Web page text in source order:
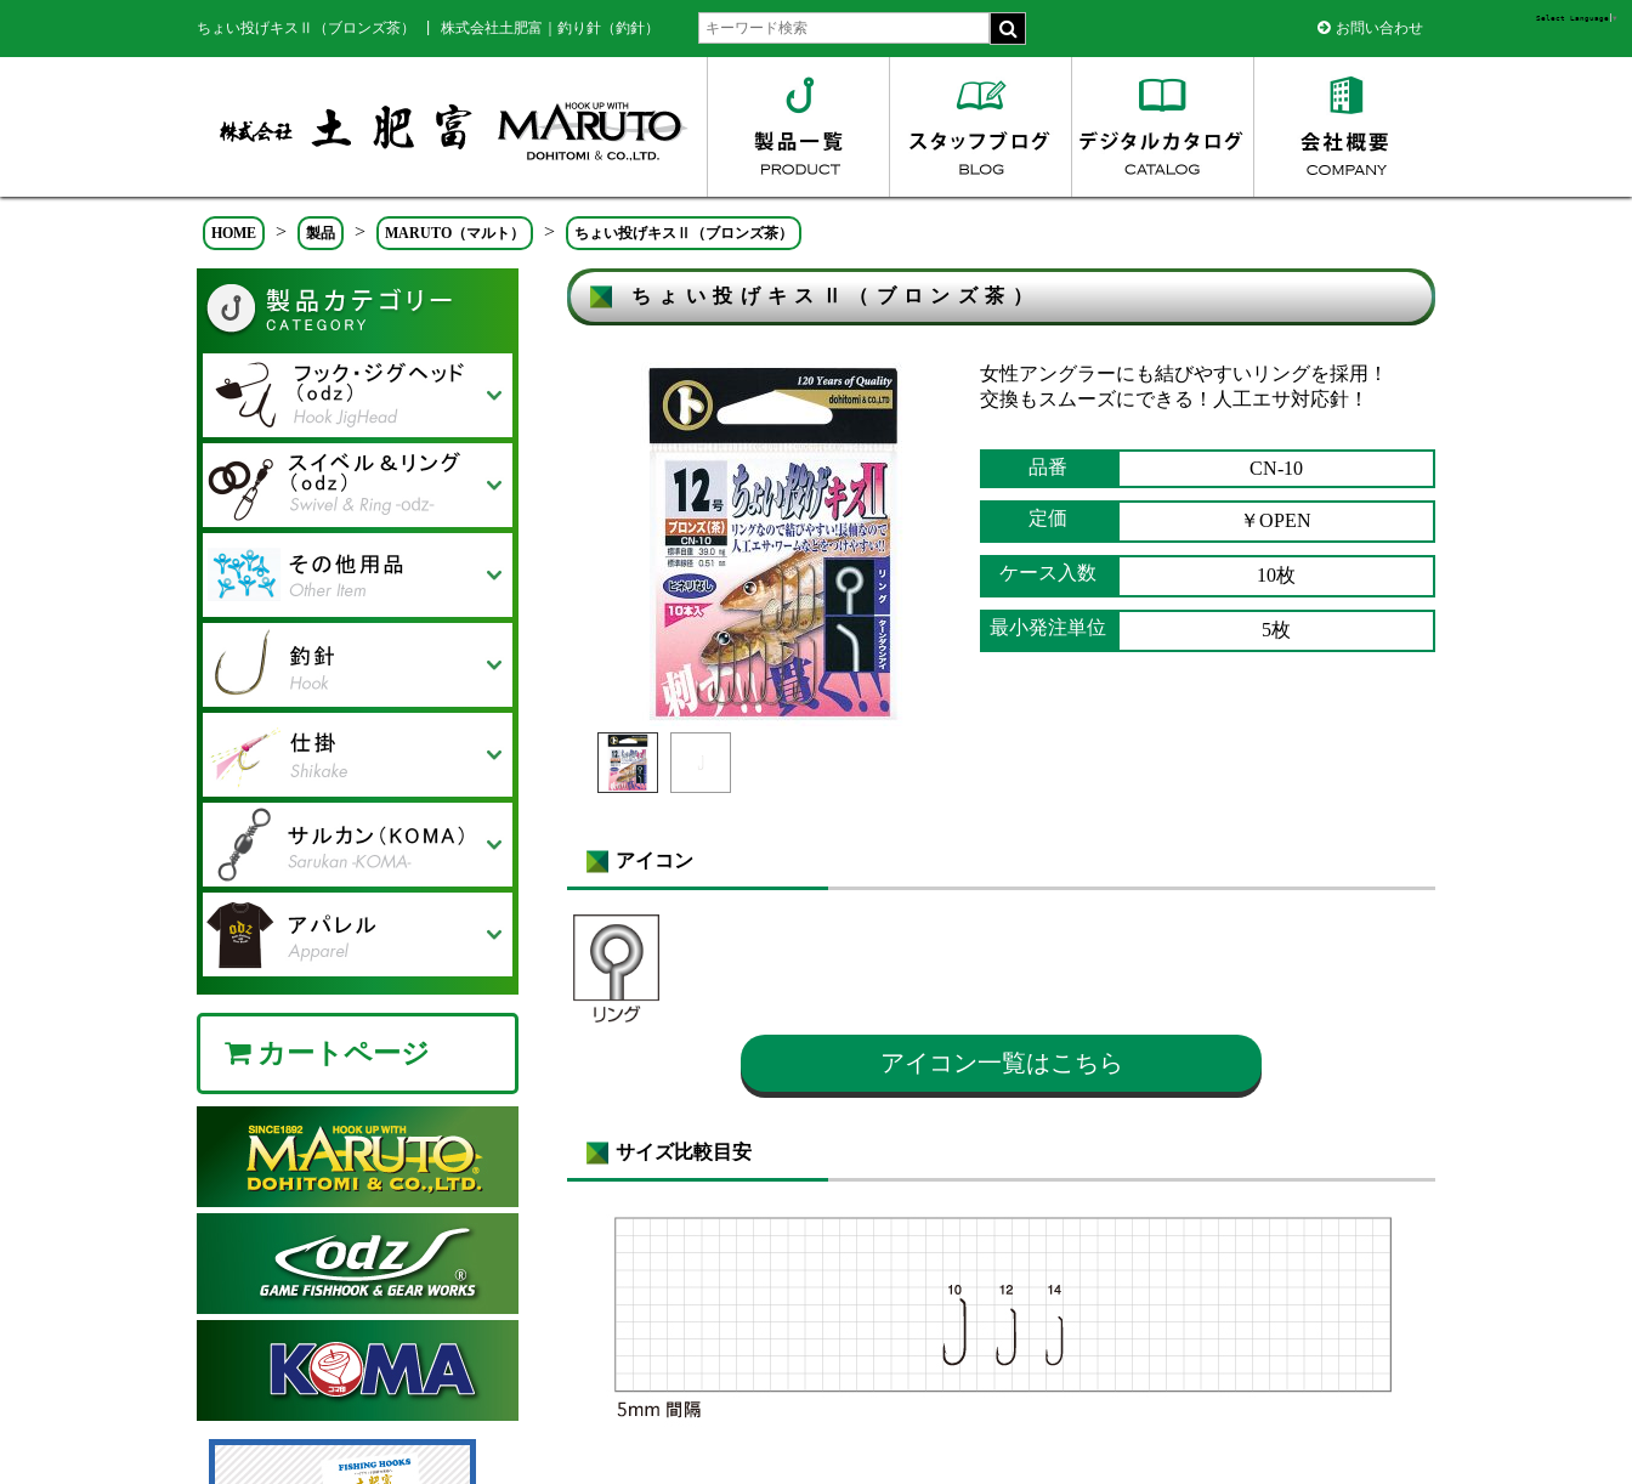
ちょい投げキスⅡ（ブロンズ茶） | 株式会社土肥富｜釣り針（釣針） お問い合わせ
Select Language ▼
HOME > 製品 > MARUTO（マルト） > ちょい投げキスⅡ（ブロンズ茶）
アジ リトリーブフック
トラウトマスター
アウトバーブ真鯛フッカー
太軸
アウトバーブ真鯛 フッカ
ー
テイルブレイズフック
ジギングフック J-1 バーブ
レス
レンジシュートヘッド
レンジシュートフック
Re:バーブフック
キラキラフック タテアイ
キラキラフック ヨコアイ
ロックエックスフック
ジギングフック J-1
OUTBARB
レンジクロスフックGIGA
レンジクロスヘッド
GIGA（ギガ）
RH フック
ジギングフック J-1Fine ツ
イン
トリニティ R-1
OUTBARB（アウトバー
ブ）
TJ魛 ワイヤーアシスト
サクラマスター
トリニティ R-1 TYPE-P
ジギングフックJ-1 Fine
TJ魛
ミッドスペシャル ショッ
ト フローリンコート
チヌシングル
チヌショット
アウトバーブ真鯛
テイルバイトツイン
サーベルドローン
ワインドクロー/ワインド
クロー ショート/ワインド
クロー ショートストロン
グ
スライスドエンドツイン
ジギングフック J-1ツイン
ジギングフック J-2 リア
トリニティSX
ラッシュヘッド
フロードライブヘッド
レンジクロスヘッド
レンジクロスフック
ジギングフック J-1
スライスドエンド
パワーフック
テールバイト
ハイブリッド・トリニティ
SW
トリニティ R-1
トリニティ S-1
ワインドシングル
ケイムラ鯛カブラ針
UP POINT
FIFTY50
ロックオフセット
カウンターフック
プラッキングシングル
ミッドスペシャル ショッ
ト
ミッドスペシャル プラス
レッドマジックフック
ミッドスペシャル ショッ
ト ガード付
ミッドスペシャル プラス
ガード付
シャンクチョット レッド
シャンクチョットプラス
シャンクチョットプラス
ガード付
ロクヨンショット（つや消
しブラック）
フリップショット（つや消
しブラック）
ウィードショット（カモフ
ラグリーン）
BBデュアルスピンスイベ
ル
クリオネスナップ
レンジシュート イージー
フロートワイヤー
ハイパープレスソリッドリ
ング
高速ボールベアリング 2溶
接リング ストロングスナ
ップ
形状記憶合金ワイヤーリー
ダーⅡ
形状記憶合金ワイヤーリー
ダー
ジギングリングウェルダン
ハイパープレスリングSW
ハード
ハイパープレスリング（つ
や消しブラック）
ハイパープレスリングSW
ペアリングSW
ストロングスナップ
8の字スナップ
トックリスナップ
マイティスナップ（ステン
レス）
高速ボールベアリング2溶
接リング クロスロックス
ナップ
高速ボールベアリング2溶
接リング ステンレスロッ
クスナップ
高速ボールベアリング
TWO溶接リング
引締めスナップ
DIAMOND9696
Wローリングエギングスナ
ップ
ボリュームパック ステン
レススプリットリング
徳用フックカバー
フックカバー P入り
ワームシンカー P入り
マルトチヌ 輝（かがや
き）
激針チヌ
新関東スレ HYBRID
ASC+SP
新関東スレ ASC
ホタ
ウルアDX
黒馬ブラックホース（ブロ
ンズ）
新風グレ（NSブラック）
アミノリグレ（NSブラッ
ク）
強靭！口太グレ（ブロンズ
茶）
新関東スレ（NSブラッ
ク）
新関東スレCSC（NS）
新関東スレCSC+SP（NS）
マルトチヌ（NSブラッ
ク）
マルトメバル（NSブラッ
ク）
活き活きメバル（NSブラ
ック）
エビ元気メバル（NSブラ
ック）
ケイムラ根魚針（ケイムラ
ブルー）
ケイムラ根魚針（ケイムラ
ピンク）
カサゴ（ガシラ）針（ゴー
ルド）
ちょい投げキス（レッド）
ちょい投げキスⅡ（ブロン
ズ茶）
技あり！金アジ（ゴール
ド）
パクパクサヨリ（レッド）
吸いつきカワハギ（Nホワ
イト）
のませ青物（ゴールド）
飲ませ！太刀魚（NSブラ
ック）
弓掛射！太刀魚（Nホワイ
ト）
鮮烈！太刀魚（NSブラッ
ク）
貫き！太刀魚（NSブラッ
ク）
竿頭（プラチナシルバー）
かん太（プレミアムゴール
ド）
ごん太（クリスタルブラウ
ン）
針次郎（プラチナシルバ
ー）
お〜る（プレミアムゴール
ド）
アミ海老サビキ. ピンク
モビスキン
アミ海老サビキ. ハゲ皮
＆ヒゲフラッシャー
やさしいサビキ ピンクモ
ビスキン
やさしいサビキ ハゲ皮フ
ラッシャー
やさしいサビキ 白モビス
キン
やさしい豆アジサビキ ピ
ンクモビスキン
やさしい豆アジサビキ 白
モビスキン
やさしい豆アジサビキ ハ
ゲ皮フラッシャー
赤で喰わせる！スライド式
堤防太刀魚
白で誘う！水平式 堤防太
刀魚
ローリング ラウンドスナ
ップ
ラウンドスナップ
ステンレスローリングスイ
ベル
くるくるオクトパス
タル型クロスライン
タル型サルカン
スナップ付タル型サルカン
セフティスナップ
インターロックスナップ
トリプルサルカン
超スムーズ回転 Wローリ
ングスイベル
ローリングスイベル
ローリングインターロック
付
クレンスイベル
クレンインターロックスナ
ップ付
ダイヤアイ小玉シモリペッ
ト
ダイヤアイ大玉シモリペッ
ト
三ツ又サルカン
クレン親子サルカン
ローリングフックドスナッ
プ
タル型ハリス止
ダブルスナップ付ローリン
グ
フックドスナップ
一本止 ミガキ［真鍮］/ス
テンレス
デルⅠ
デルⅡ
カートページ
ちょい投げキスⅡ（ブロンズ茶）
女性アングラーにも結びやすいリングを採用！
交換もスムーズにできる！人工エサ対応針！
品番 CN-10
定価 ￥OPEN
ケース入数 10枚
最小発注単位 5枚
アイコン
アイコン一覧はこちら
サイズ比較目安